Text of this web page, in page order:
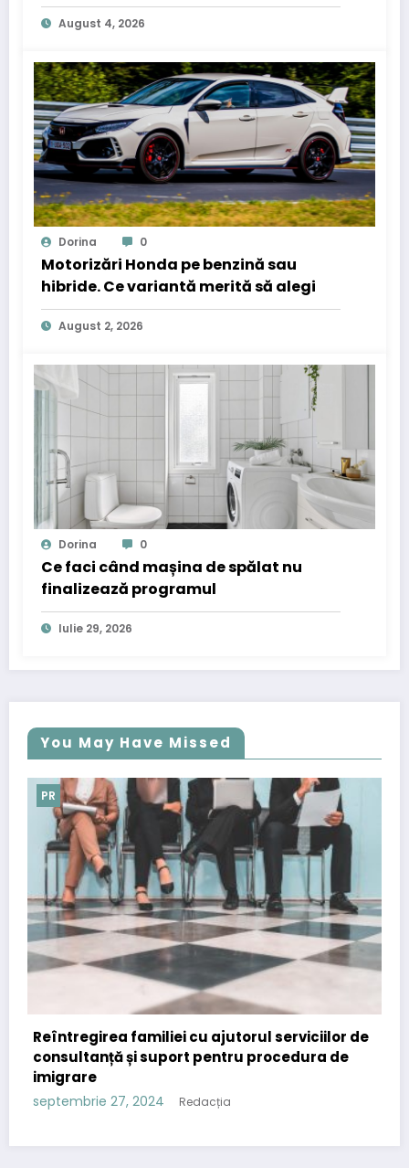
August 4, 2026
Dorina 0
Motorizări Honda pe benzină sau
hibride. Ce variantă merită să alegi
August 2, 2026
Dorina 0
Ce faci când mașina de spălat nu
finalizează programul
Iulie 29, 2026
You May Have Missed
cu ajutorul serviciilor de
pentru procedura de
Redacția
PR
Importanța